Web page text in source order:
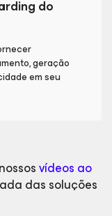
do
geração
em seu
vídeos ao
das soluções